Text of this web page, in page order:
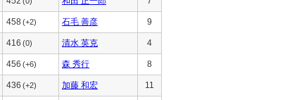
458(+2) 石毛 善彦 9
416 (0) 清水 英克 4
456 (+6) 森 秀行 8
436 (+2) 加藤 和宏 11